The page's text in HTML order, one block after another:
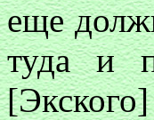
еще
туда и